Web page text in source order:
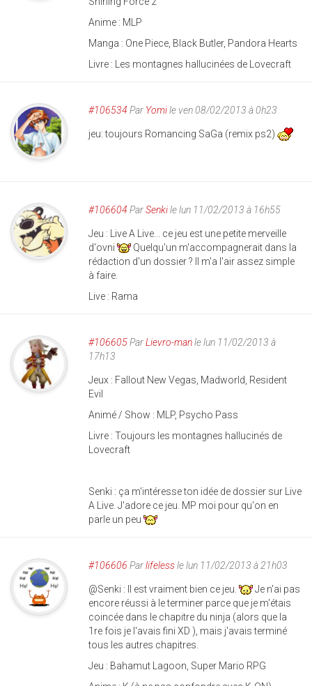
Anime : MLP
Manga : One Piece, Black Butler, Pandora Hearts
Livre : Les montagnes hallucinées de Lovecraft
#106534 Par Yomile ven 08/02/2013 à 0h23
jeu: toujours Romancing SaGa (remix ps2)
#106604 ParSenkile lun 11/02/2013 à 16h55
Jeu : Live A Live... ce jeu est une petite merveille
d'ovni
Quelqu'un m'accompagnerait dans la
rédaction d'un dossier ? Il m'a l'air assez simple
à faire.
Live : Rama
#106605ParLievro-manle lun 11/02/2013 à
17h13
Jeux : Fallout New Vegas, Madworld, Resident
Evil
Animé / Show : MLP, Psycho Pass
Livre : Toujours les montagnes hallucinés de
Lovecraft
Senki : ça m'intéresse ton idée de dossier sur Live
A Live. J'adore ce jeu. MP moi pour qu'on en
parle un peu
#106606 Parlifelessle lun 11/02/2013 à 21h03
@Senki : Il est vraiment bien ce jeu.
Je n'ai pas
encore réussi à le terminer parce que je m'étais
coincée dans le chapitre du ninja (alors que la
1re fois je l'avais fini XD ), mais j'avais terminé
tous les autres chapitres.
Jeu : Bahamut Lagoon, Super Mario RPG